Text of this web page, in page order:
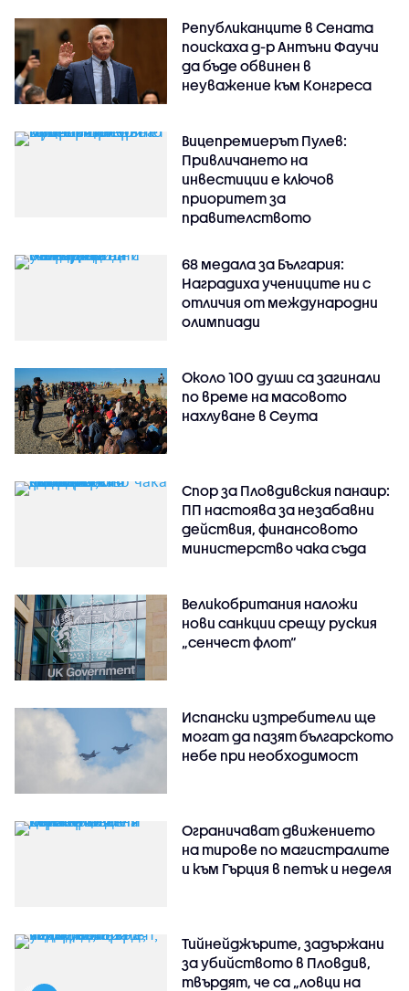
Републиканците в Сената
поискаха д-р Антъни Фаучи
да бъде обвинен в
неуважение към Конгреса
Вицепремиерът Пулев:
Привличането на
инвестиции е ключов
приоритет за
правителството
68 медала за България:
Наградиха учениците ни с
отличия от международни
олимпиади
Около 100 души са загинали
по време на масовото
нахлуване в Сеута
Спор за Пловдивския панаир:
ПП настоява за незабавни
действия, финансовото
министерство чака съда
Великобритания наложи
нови санкции срещу руския
„сенчест флот“
Испански изтребители ще
могат да пазят българското
небе при необходимост
Ограничават движението
на тирове по магистралите
и към Гърция в петък и неделя
Тийнейджърите, задържани
за убийството в Пловдив,
твърдят, че са „ловци на